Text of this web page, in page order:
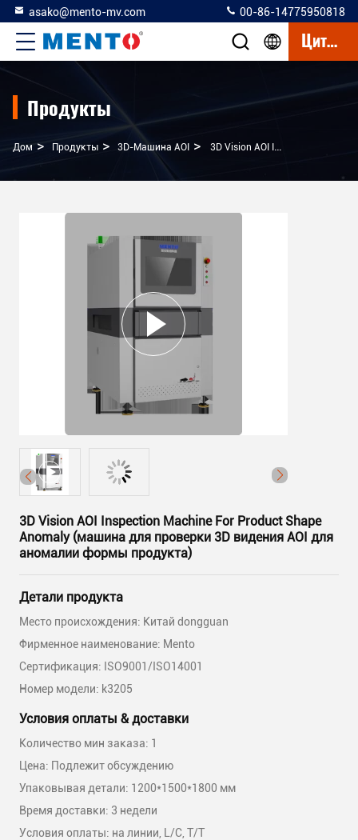
asako@mento-mv.com 00-86-14775950818
Цитата
Продукты
Дом > Продукты > 3D-Машина AOI > 3D Vision AOI Inspection Machine For Product Shape Anomaly (машина Для Проверки 3D Видения AOI Для Аномалии Формы Продукта)
3D Vision AOI Inspection Machine For Product Shape
Anomaly (машина для проверки 3D видения AOI для
аномалии формы продукта)
Детали продукта
Место происхождения: Китай dongguan
Фирменное наименование: Mento
Сертификация: ISO9001/ISO14001
Номер модели: k3205
Условия оплаты & доставки
Количество мин заказа: 1
Цена: Подлежит обсуждению
Упаковывая детали: 1200*1500*1800 мм
Время доставки: 3 недели
Условия оплаты: на линии, L/C, T/T